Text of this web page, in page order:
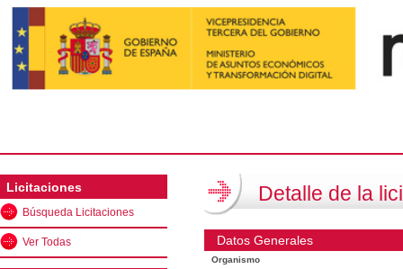
Licitaciones
Búsqueda Licitaciones
Ver Todas
Detalle de la
Datos Generales
Organismo